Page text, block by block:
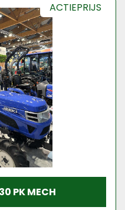
ACTIEPRIJS
PK MECH